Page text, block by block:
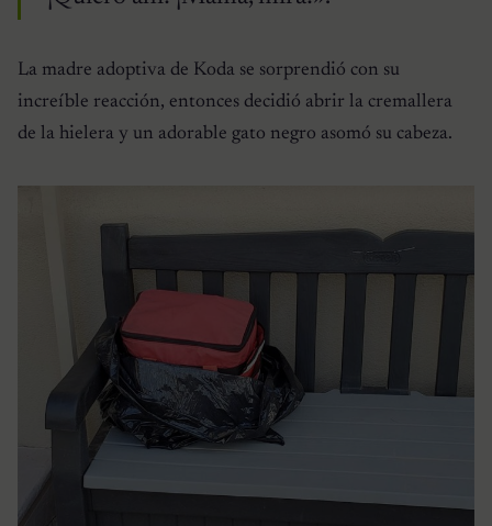
La madre adoptiva de Koda se sorprendió con su
increíble reacción, entonces decidió abrir la cremallera
de la hielera y un adorable gato negro asomó su cabeza.